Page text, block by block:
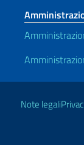
Link Utili
Note legali